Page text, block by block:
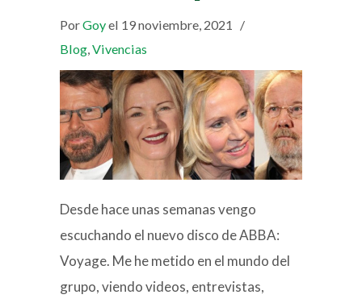
PorGoyel 19 noviembre, 2021
/
Blog,Vivencias
Desde hace unas semanas vengo
escuchando el nuevo disco de ABBA:
Voyage. Me he metido en el mundo del
grupo, viendo videos, entrevistas,